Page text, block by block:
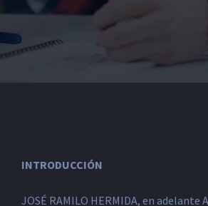
INTRODUCCIÓN
JOSÉ RAMILO HERMIDA, en adelante